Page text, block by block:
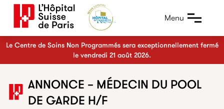
Menu
Le Centre de Soins Non Programmés sera exceptionnellement fermé
le vendredi 21 août 2026.
ANNONCE – MÉDECIN DU POOL
DE GARDE H/F